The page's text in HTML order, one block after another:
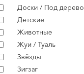
Доски / Под дерево
Детские
Животные
Жуи / Туаль
Звёзды
Зигзаг